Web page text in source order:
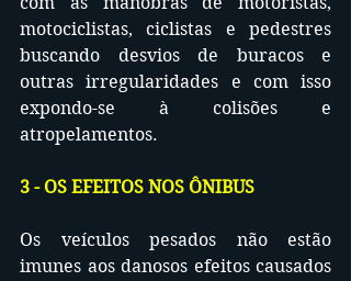
motociclistas, ciclistas e pedestres
buscando desvios de buracos e
outras irregularidades e com isso
expondo-se à colisões e
atropelamentos.
3 - OS EFEITOS NOS ÔNIBUS
Os veículos pesados não estão
imunes aos danosos efeitos causados